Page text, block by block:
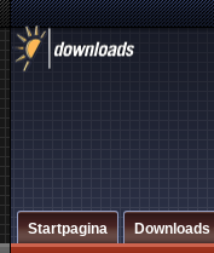
Startpagina Downloads